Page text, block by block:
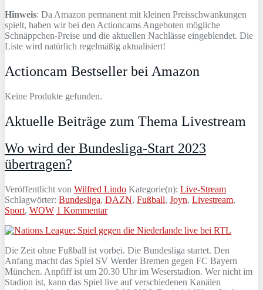
Hinweis: Da Amazon permanent mit kleinen Preisschwankungen
spielt, haben wir bei den Actioncams Angeboten mögliche
Schnäppchen-Preise und die aktuellen Nachlässe eingeblendet. Die
Liste wird natürlich regelmäßig aktualisiert!
Actioncam Bestseller bei Amazon
Keine Produkte gefunden.
Aktuelle Beiträge zum Thema Livestream
Wo wird der Bundesliga-Start 2023
übertragen?
Veröffentlicht von Wilfred Lindo Kategorie(n): Live-Stream
Schlagwörter: Bundesliga, DAZN, Fußball, Joyn, Livestream,
Sport, WOW 1 Kommentar
Die Zeit ohne Fußball ist vorbei. Die Bundesliga startet. Den
Anfang macht das Spiel SV Werder Bremen gegen FC Bayern
München. Anpfiff ist um 20.30 Uhr im Weserstadion. Wer nicht im
Stadion ist, kann das Spiel live auf verschiedenen Kanälen